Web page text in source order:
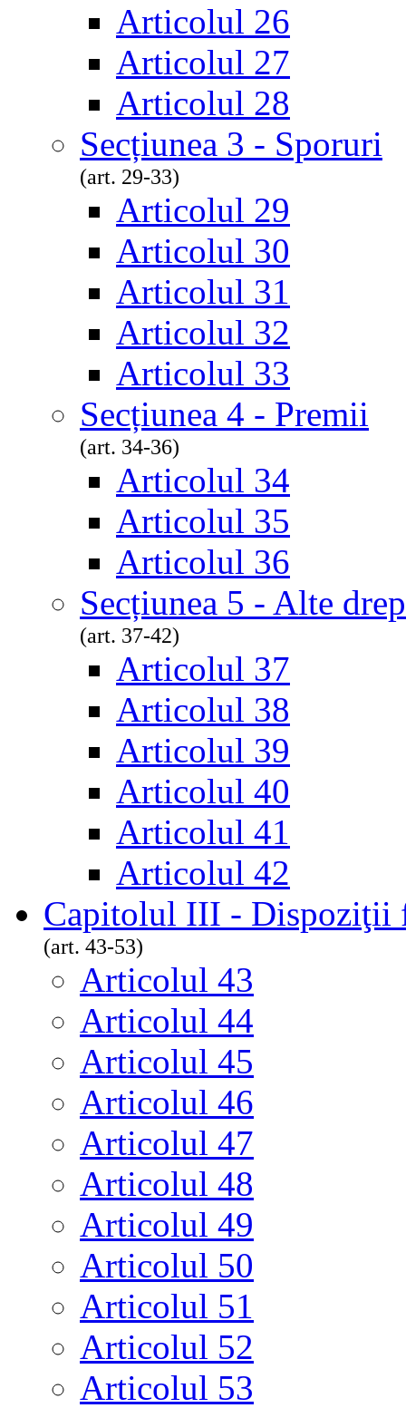
Articolul 26
Articolul 27
Articolul 28
Secțiunea 3 - Sporuri
(art. 29-33)
Articolul 29
Articolul 30
Articolul 31
Articolul 32
Articolul 33
Secțiunea 4 - Premii
(art. 34-36)
Articolul 34
Articolul 35
Articolul 36
Secțiunea 5 - Alte
(art. 37-42)
Articolul 37
Articolul 38
Articolul 39
Articolul 40
Articolul 41
Articolul 42
Capitolul III - Dispoziţii
(art. 43-53)
Articolul 43
Articolul 44
Articolul 45
Articolul 46
Articolul 47
Articolul 48
Articolul 49
Articolul 50
Articolul 51
Articolul 52
Articolul 53